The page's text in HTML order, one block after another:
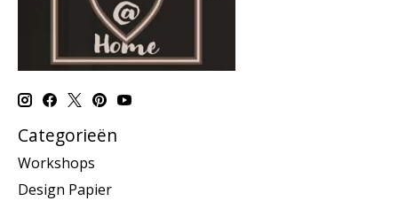
Categorieën
Workshops
Design Papier